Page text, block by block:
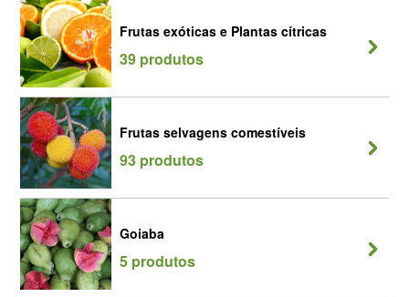
Frutas exóticas e Plantas cítricas
39 produtos
Frutas selvagens comestíveis
93 produtos
Goiaba
5 produtos